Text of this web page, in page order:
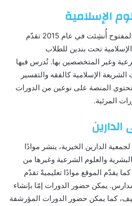
هي منصة للتعليم الشرعي المفتوح أُنشِئت في عام 2015 تقدّم
تحت بندين للطلاب
وغير المتخصصين بها. تُدرس فيها
الإسلامية كالفقه والتفسير
تحتوي المنصة على نوعين من الدورات
المرئية.
الدارين الخيرية، ينشر موادًا
والعلوم الشرعية وغيرها من
كما يقدّم الموقع موادًا تعليميةً تقدّم
يمكن حضور الدورات إمّا بإنشاء
كما يمكن حضور الدورات المؤرشفة